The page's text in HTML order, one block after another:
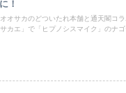
に！
オオサカのどついたれ本舗と通天閣コ
サカエ」で「ヒプノシスマイク」のナゴ